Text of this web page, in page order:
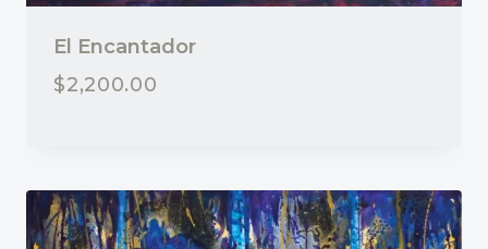
El Encantador
$2,200.00